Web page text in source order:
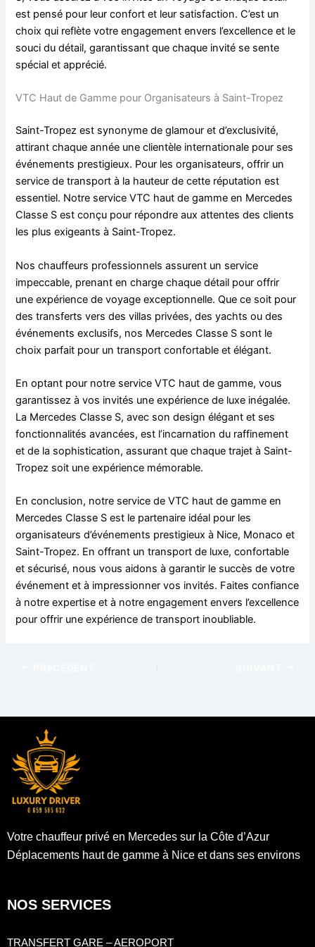
est pensé pour leur confort et leur satisfaction. C’est un
choix qui reflète votre engagement envers l’excellence et le
souci du détail, garantissant que chaque invité se sente
spécial et apprécié.
VTC Haut de Gamme pour Organisateurs à Saint-Tropez
Saint-Tropez est synonyme de glamour et d’exclusivité,
attirant chaque année une clientèle internationale pour ses
événements prestigieux. Pour les organisateurs, offrir un
service de transport à la hauteur de cette réputation est
essentiel. Notre service VTC haut de gamme en Mercedes
Classe S est conçu pour répondre aux attentes des clients
les plus exigeants à Saint-Tropez.
Nos chauffeurs professionnels assurent un service
impeccable, prenant en charge chaque détail pour offrir
une expérience de voyage exceptionnelle. Que ce soit pour
des transferts vers des villas privées, des yachts ou des
événements exclusifs, nos Mercedes Classe S sont le
choix parfait pour un transport confortable et élégant.
En optant pour notre service VTC haut de gamme, vous
garantissez à vos invités une expérience de luxe inégalée.
La Mercedes Classe S, avec son design élégant et ses
fonctionnalités avancées, est l’incarnation du raffinement
et de la sophistication, assurant que chaque trajet à Saint-
Tropez soit une expérience mémorable.
En conclusion, notre service de VTC haut de gamme en
Mercedes Classe S est le partenaire idéal pour les
organisateurs d’événements prestigieux à Nice, Monaco et
Saint-Tropez. En offrant un transport de luxe, confortable
et sécurisé, nous vous aidons à garantir le succès de votre
événement et à impressionner vos invités. Faites confiance
à notre expertise et à notre engagement envers l’excellence
pour offrir une expérience de transport inoubliable.
Votre chauffeur privé en Mercedes sur la Côte d’Azur
Déplacements haut de gamme à Nice et dans ses environs
NOS SERVICES
TRANSFERT GARE – AEROPORT